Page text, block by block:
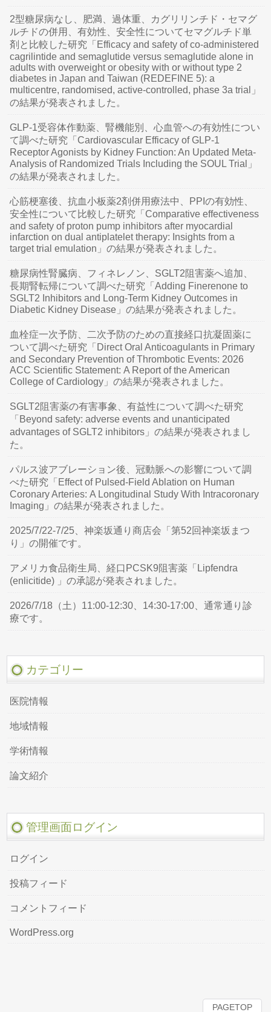
2型糖尿病なし、肥満、過体重、カグリリンチド・セマグ
ルチドの併用、有効性、安全性についてセマグルチド単
剤と比較した研究「Efficacy and safety of co-administered
cagrilintide and semaglutide versus semaglutide alone in
adults with overweight or obesity with or without type 2
diabetes in Japan and Taiwan (REDEFINE 5): a
multicentre, randomised, active-controlled, phase 3a trial」
の結果が発表されました。
GLP-1受容体作動薬、腎機能別、心血管への有効性につい
て調べた研究「Cardiovascular Efficacy of GLP-1
Receptor Agonists by Kidney Function: An Updated Meta-
Analysis of Randomized Trials Including the SOUL Trial」
の結果が発表されました。
心筋梗塞後、抗血小板薬2剤併用療法中、PPIの有効性、
安全性について比較した研究「Comparative effectiveness
and safety of proton pump inhibitors after myocardial
infarction on dual antiplatelet therapy: Insights from a
target trial emulation」の結果が発表されました。
糖尿病性腎臓病、フィネレノン、SGLT2阻害薬へ追加、
長期腎転帰について調べた研究「Adding Finerenone to
SGLT2 Inhibitors and Long-Term Kidney Outcomes in
Diabetic Kidney Disease」の結果が発表されました。
血栓症一次予防、二次予防のための直接経口抗凝固薬に
ついて調べた研究「Direct Oral Anticoagulants in Primary
and Secondary Prevention of Thrombotic Events: 2026
ACC Scientific Statement: A Report of the American
College of Cardiology」の結果が発表されました。
SGLT2阻害薬の有害事象、有益性について調べた研究
「Beyond safety: adverse events and unanticipated
advantages of SGLT2 inhibitors」の結果が発表されまし
た。
パルス波アブレーション後、冠動脈への影響について調
べた研究「Effect of Pulsed-Field Ablation on Human
Coronary Arteries: A Longitudinal Study With Intracoronary
Imaging」の結果が発表されました。
2025/7/22-7/25、神楽坂通り商店会「第52回神楽坂まつ
り」の開催です。
アメリカ食品衛生局、経口PCSK9阻害薬「Lipfendra
(enlicitide) 」の承認が発表されました。
2026/7/18（土）11:00-12:30、14:30-17:00、通常通り診
療です。
カテゴリー
医院情報
地域情報
学術情報
論文紹介
管理画面ログイン
ログイン
投稿フィード
コメントフィード
WordPress.org
PAGETOP